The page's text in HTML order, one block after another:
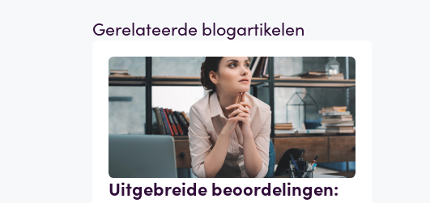
Gerelateerde blogartikelen
Uitgebreide beoordelingen: